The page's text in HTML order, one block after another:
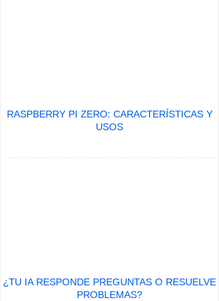
RASPBERRY PI ZERO: CARACTERÍSTICAS Y
USOS
¿TU IA RESPONDE PREGUNTAS O RESUELVE
PROBLEMAS?